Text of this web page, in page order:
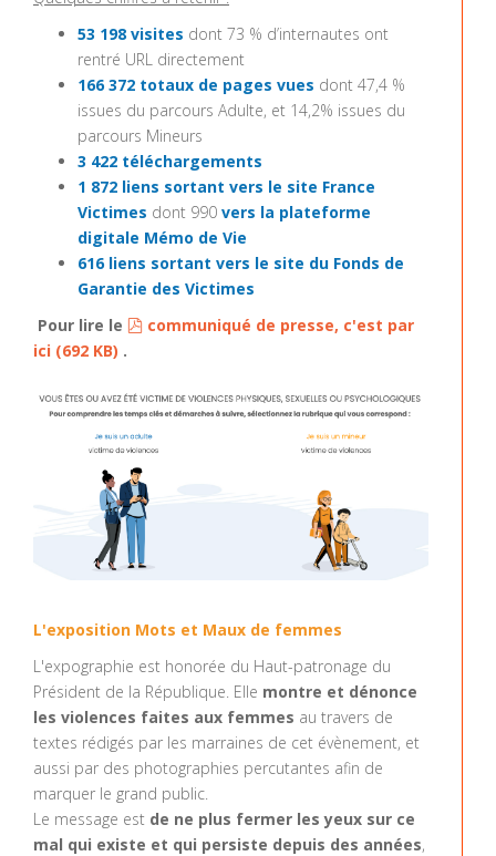
53 198 visites dont 73 % d’internautes ont
rentré URL directement
166 372 totaux de pages vues dont 47,4 %
issues du parcours Adulte, et 14,2% issues du
parcours Mineurs
3 422 téléchargements
1 872 liens sortant vers le site France
Victimes dont 990 vers la plateforme
digitale Mémo de Vie
616 liens sortant vers le site du Fonds de
Garantie des Victimes
Pour lire le
pdf
communiqué de presse, c'est par
ici (692 KB) .
L'exposition Mots et Maux de femmes
L'expographie est honorée du Haut-patronage du
Président de la République. Elle montre et dénonce
les violences faites aux femmes au travers de
textes rédigés par les marraines de cet évènement, et
aussi par des photographies percutantes afin de
marquer le grand public.
Le message est de ne plus fermer les yeux sur ce
mal qui existe et qui persiste depuis des années,